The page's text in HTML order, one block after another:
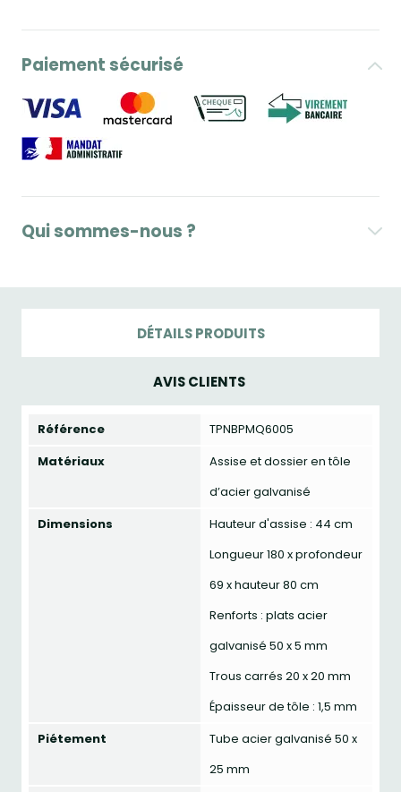
Paiement sécurisé
Qui sommes-nous ?
DÉTAILS PRODUITS
AVIS CLIENTS
Référence
TPNBPMQ6005
Matériaux
Assise et dossier en tôle
d’acier galvanisé
Dimensions
Hauteur d'assise : 44 cm
Longueur 180 x profondeur
69 x hauteur 80 cm
Renforts : plats acier
galvanisé 50 x 5 mm
Trous carrés 20 x 20 mm
Épaisseur de tôle : 1,5 mm
Piétement
Tube acier galvanisé 50 x
25 mm